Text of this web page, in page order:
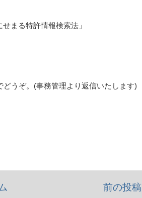
まる特許情報検索法」
うぞ。(事務管理より返信いたします)
前の投稿